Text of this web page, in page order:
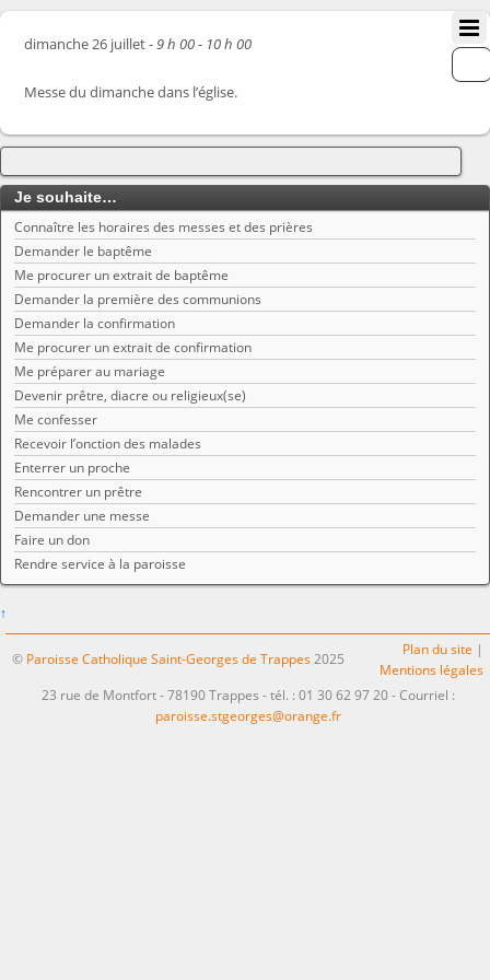
dimanche 26 juillet -9 h 00 - 10 h 00
Messe du dimanche dans l’église.
Je souhaite…
Connaître les horaires des messes et des prières
Demander le baptême
Me procurer un extrait de baptême
Demander la première des communions
Demander la confirmation
Me procurer un extrait de confirmation
Me préparer au mariage
Devenir prêtre, diacre ou religieux(se)
Me confesser
Recevoir l’onction des malades
Enterrer un proche
Rencontrer un prêtre
Demander une messe
Faire un don
Rendre service à la paroisse
↑
© Paroisse Catholique Saint-Georges de Trappes 2025
Plan du site |
Mentions légales
23 rue de Montfort - 78190 Trappes - tél. : 01 30 62 97 20 - Courriel :
paroisse.stgeorges@orange.fr